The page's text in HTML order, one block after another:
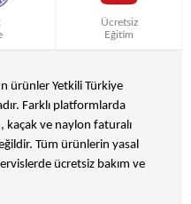
Ücretsiz
Eğitim
ürünler Yetkili Türkiye
Farklı platformlarda
kaçak ve naylon faturalı
Tüm ürünlerin yasal
ücretsiz bakım ve